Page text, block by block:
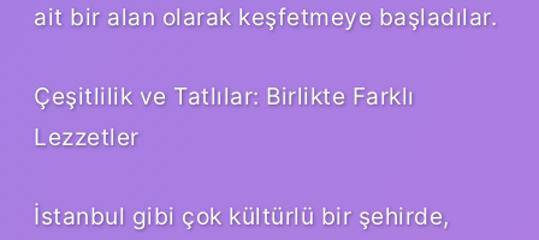
ait bir alan olarak keşfetmeye başladılar.
Çeşitlilik ve Tatlılar: Birlikte Farklı
Lezzetler
İstanbul gibi çok kültürlü bir şehirde,